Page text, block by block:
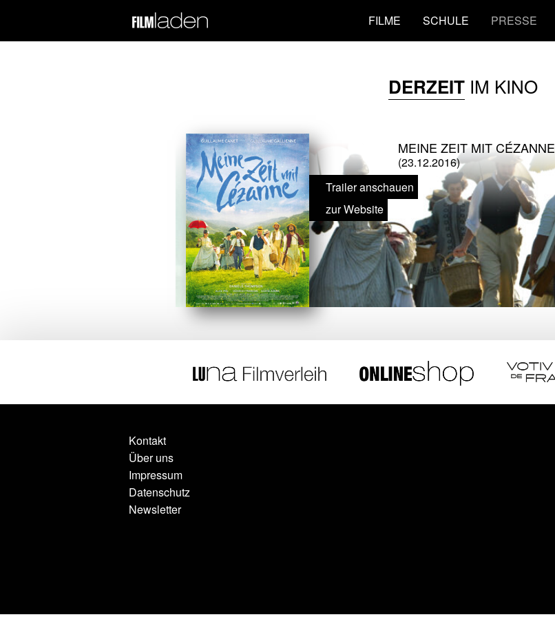
FILME SCHULE PRESSE
DERZEITIM KINO
MEINE ZEIT MIT CÉZANNE
(23.12.2016)
Trailer anschauen
zur Website
Kontakt
Über uns
Impressum
Datenschutz
Newsletter